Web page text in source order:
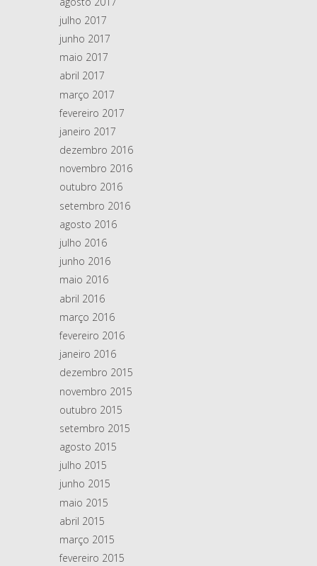
julho 2017
junho 2017
maio 2017
abril 2017
março 2017
fevereiro 2017
janeiro 2017
dezembro 2016
novembro 2016
outubro 2016
setembro 2016
agosto 2016
julho 2016
junho 2016
maio 2016
abril 2016
março 2016
fevereiro 2016
janeiro 2016
dezembro 2015
novembro 2015
outubro 2015
setembro 2015
agosto 2015
julho 2015
junho 2015
maio 2015
abril 2015
março 2015
fevereiro 2015